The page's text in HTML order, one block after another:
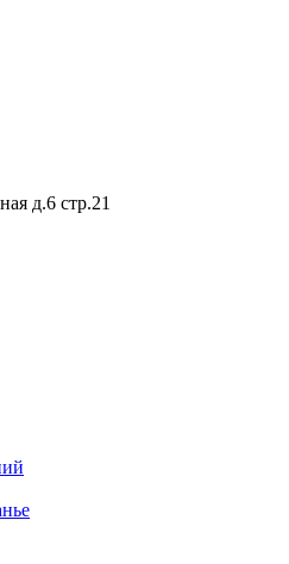
д.6 стр.21